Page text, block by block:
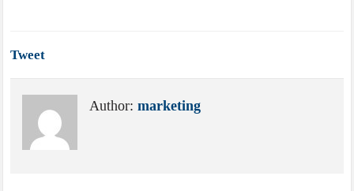
Tweet
Author:marketing